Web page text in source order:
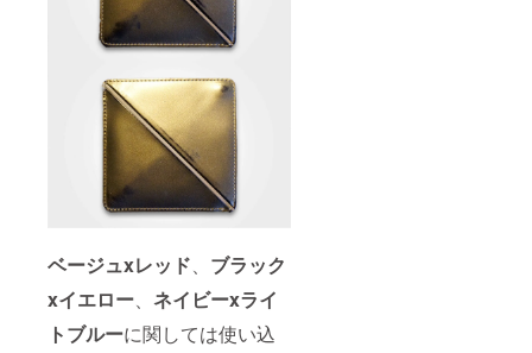
ベージュxレッド、 ブラック
xイエロー、 ネイビーxライ
トブルーに関しては使い込